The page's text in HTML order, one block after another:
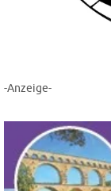
-Anzeige-